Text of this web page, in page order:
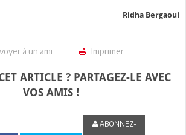
Ridha Bergaoui
à un ami Imprimer
ARTICLE ? PARTAGEZ-LE AVEC
VOS AMIS !
ABONNEZ-